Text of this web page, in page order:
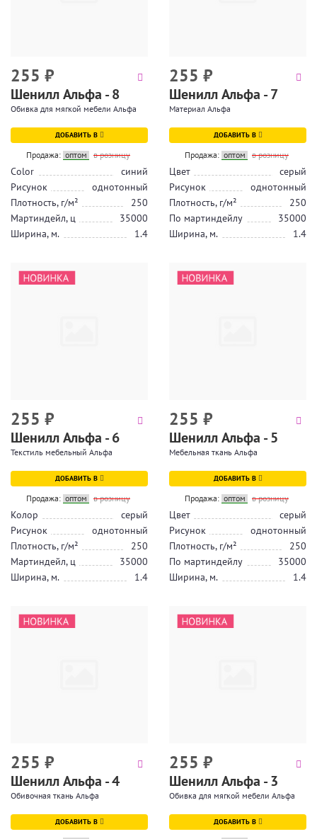
255 ₽
Шенилл Альфа - 8
Обивка для мягкой мебели Альфа
ДОБАВИТЬ В
Продажа: оптом в розницу
Color
синий
Рисунок
однотонный
Плотность, г/м²
250
Мартиндейл, ц
35000
Ширина, м.
1.4
255 ₽
Шенилл Альфа - 7
Материал Альфа
ДОБАВИТЬ В
Продажа: оптом в розницу
Цвет
серый
Рисунок
однотонный
Плотность, г/м²
250
По мартиндейлу
35000
Ширина, м.
1.4
255 ₽
Шенилл Альфа - 6
Текстиль мебельный Альфа
ДОБАВИТЬ В
Продажа: оптом в розницу
Колор
серый
Рисунок
однотонный
Плотность, г/м²
250
Мартиндейл, ц
35000
Ширина, м.
1.4
255 ₽
Шенилл Альфа - 5
Мебельная ткань Альфа
ДОБАВИТЬ В
Продажа: оптом в розницу
Цвет
серый
Рисунок
однотонный
Плотность, г/м²
250
По мартиндейлу
35000
Ширина, м.
1.4
255 ₽
Шенилл Альфа - 4
Обивочная ткань Альфа
ДОБАВИТЬ В
255 ₽
Шенилл Альфа - 3
Обивка для мягкой мебели Альфа
ДОБАВИТЬ В